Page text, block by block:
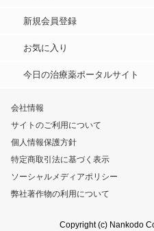
新規会員登録
お気に入り
今日の治療薬ポータルサイト
会社情報
サイトのご利用について
個人情報保護方針
特定商取引法に基づく表示
ソーシャルメディアポリシー
弊社著作物の利用について
Copyright (c) Nankodo